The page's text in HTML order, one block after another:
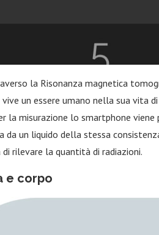
la Risonanza magnetica
un essere umano nella sua vita
la misurazione lo smartphone
un liquido della stessa
rilevare la quantità di radiazioni.
e corpo